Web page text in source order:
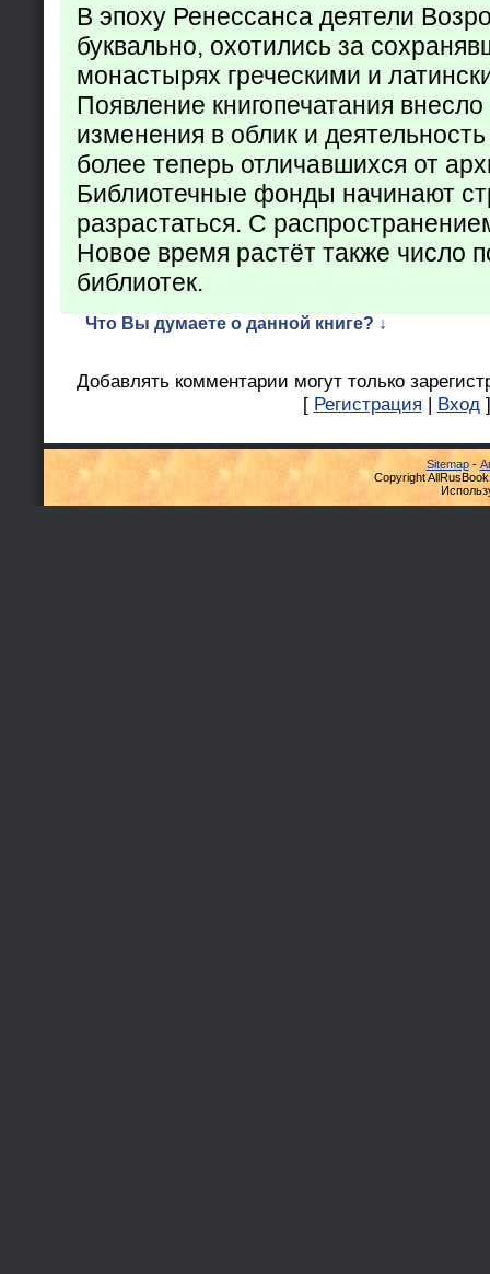
В эпоху Ренессанса деятели
буквально, охотились за
монастырях греческими и
Появление книгопечатания
изменения в облик и
более теперь отличавшихся от
Библиотечные фонды начинают
разрастаться. С
Новое время растёт также число
библиотек.
Что Вы думаете о данной книге? ↓
Добавлять комментарии могут только
[ Регистрация | Вход ]
Sitemap-
Copyright